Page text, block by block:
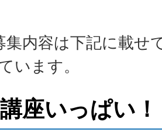
集内容は下記に載せ
います。
座いっぱい！